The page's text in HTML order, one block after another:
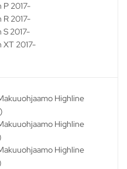
P 2017-
R 2017-
S 2017-
XT 2017-
Highline
Highline
Highline